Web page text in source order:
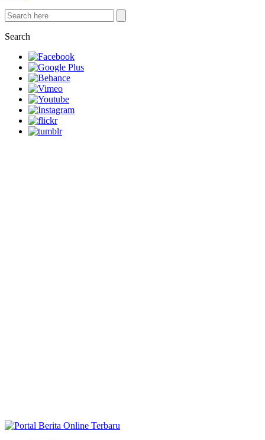
Search